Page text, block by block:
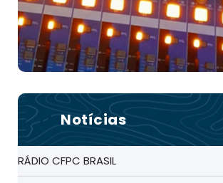
Notícias
RÁDIO CFPC BRASIL